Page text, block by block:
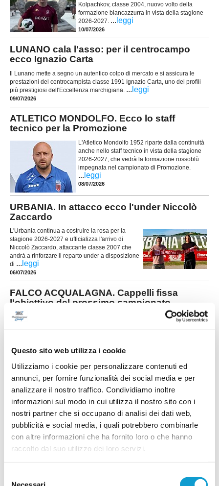
Questo sito web utilizza i cookie
Utilizziamo i cookie per personalizzare contenuti ed
annunci, per fornire funzionalità dei social media e per
analizzare il nostro traffico. Condividiamo inoltre
informazioni sul modo in cui utilizza il nostro sito con i
nostri partner che si occupano di analisi dei dati web,
pubblicità e social media, i quali potrebbero combinarle
con altre informazioni che ha fornito loro o che hanno
raccolto dal suo utilizzo dei loro servizi.
Kolpachkov, classe 2004, nuovo volto della
formazione biancazzurra in vista della stagione
2026-2027. ... leggi
10/07/2026
LUNANO cala l'asso: per il centrocampo
ecco Ignazio Carta
Il Lunano mette a segno un autentico colpo di mercato e si assicura le
prestazioni del centrocampista classe 1991 Ignazio Carta, uno dei profili
più prestigiosi dell'Eccellenza marchigiana. ... leggi
09/07/2026
ATLETICO MONDOLFO. Ecco lo staff
tecnico per la Promozione
L'Atletico Mondolfo 1952 riparte dalla continuità
anche nello staff tecnico in vista della stagione
2026-2027, che vedrà la formazione rossoblù
impegnata nel campionato di Promozione.
... leggi
08/07/2026
URBANIA. In attacco ecco l'under Niccolò
Zaccardo
L'Urbania continua a costruire la rosa per la
stagione 2026-2027 e ufficializza l'arrivo di
Niccolò Zaccardo, attaccante classe 2007 che
andrà a rinforzare il reparto under a disposizione
di ... leggi
06/07/2026
FALCO ACQUALAGNA. Cappelli fissa
l'obiettivo del prossimo campionato
K-SPORT MONTECCHIO GALLO. Sulla
fascia arriva il giovane Valmori
Il K-Sport Montecchio Gallo investe sugli under e ufficializza l'arrivo di
Matteo Valmori, laterale mancino classe 2006 che andrà a rinforzare la
rosa in vista della prossima stagione. Cresciuto nel settore giova...leggi
ATLETICO MONDOLFO. Rinnovato il
direttivo: Colonna nuovo presidente
dove l'assemblea annuale dei soci ha rinnovato i